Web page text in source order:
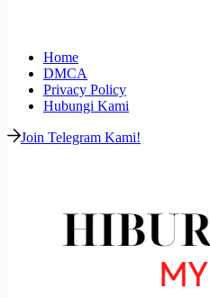
Home
DMCA
Privacy Policy
Hubungi Kami
Join Telegram Kami!